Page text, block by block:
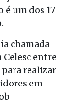
é um dos 17
chamada
entre
realizar
em